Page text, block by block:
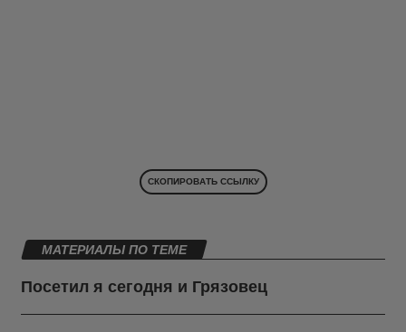
СКОПИРОВАТЬ ССЫЛКУ
МАТЕРИАЛЫ ПО ТЕМЕ
Посетил я сегодня и Грязовец